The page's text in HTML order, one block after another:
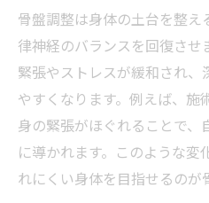
骨盤調整は身体の土台を整え
律神経のバランスを回復させ
緊張やストレスが緩和され
やすくなります。例えば、施
身の緊張がほぐれることで
に導かれます。このような変
れにくい身体を目指せるのが